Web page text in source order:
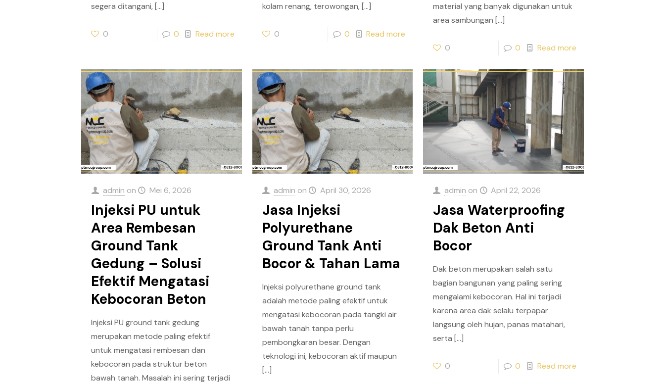
segera ditangani, […]
0 0 Read more
kolam renang, terowongan, […]
0 0 Read more
material yang banyak digunakan untuk
area sambungan […]
0 0 Read more
admin on Mei 6, 2026
Injeksi PU untuk
Area Rembesan
Ground Tank
Gedung – Solusi
Efektif Mengatasi
Kebocoran Beton
Injeksi PU ground tank gedung
merupakan metode paling efektif
untuk mengatasi rembesan dan
kebocoran pada struktur beton
bawah tanah. Masalah ini sering terjadi
admin on April 30, 2026
Jasa Injeksi
Polyurethane
Ground Tank Anti
Bocor & Tahan Lama
Injeksi polyurethane ground tank
adalah metode paling efektif untuk
mengatasi kebocoran pada tangki air
bawah tanah tanpa perlu
pembongkaran besar. Dengan
teknologi ini, kebocoran aktif maupun
[…]
admin on April 22, 2026
Jasa Waterproofing
Dak Beton Anti
Bocor
Dak beton merupakan salah satu
bagian bangunan yang paling sering
mengalami kebocoran. Hal ini terjadi
karena area dak selalu terpapar
langsung oleh hujan, panas matahari,
serta […]
0 0 Read more